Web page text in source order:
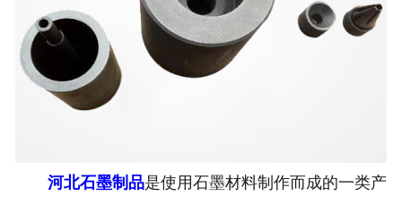
河北石墨制品是使用石墨材料制作而成的一类产